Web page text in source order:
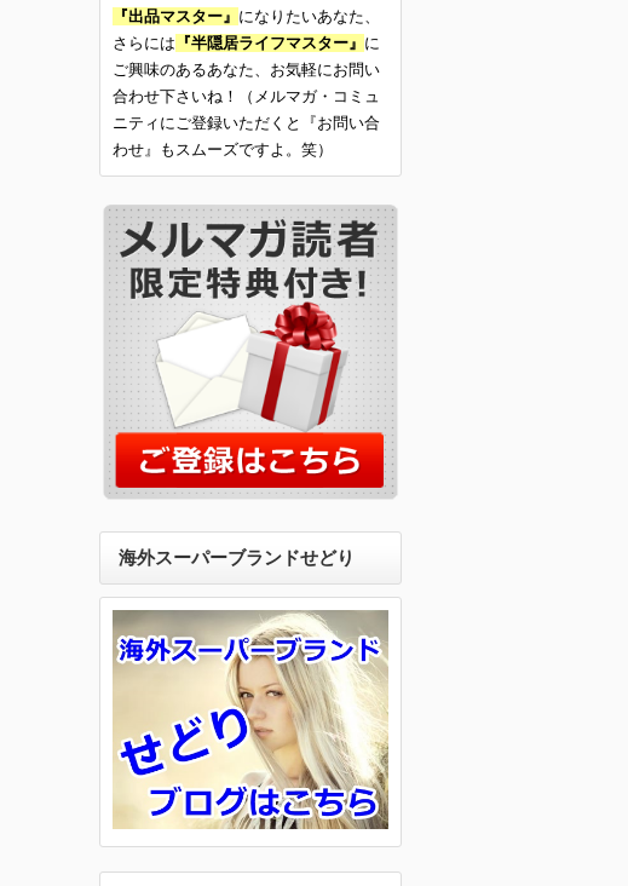
『出品マスター』 になりたいあなた、
さらには 『半隠居ライフマスター』 に
ご興味のあるあなた、お気軽にお問い
合わせ下さいね！（メルマガ・コミュ
ニティにご登録いただくと『お問い合
わせ』もスムーズですよ。笑）
海外スーパーブランドせどり